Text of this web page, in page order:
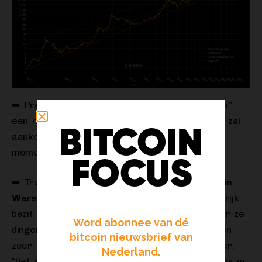
➡️ President Trump zegt dat hij “volgende week”
een nieuwe voorzitter van de Federal Reserve zal
aankondigen. Pro-Bitcoin Rick Rieder
leidt
momenteel de odds volgens Polymarket.
➡️ Trump’s volgende FED-voorzitter-keuze,
Kevin
Warsh
, over Bitcoin: “Ik zie het als een belangrijk
bezit dat beleidsmakers kan laten zien wanneer ze
dingen goed of fout doen.” En ook: “Het kan een
zeer goede politieagent voor beleid zijn.” Verder:
BITCOIN
FOCUS
Word abonnee van dé
bitcoin nieuwsbrief van
Nederland.